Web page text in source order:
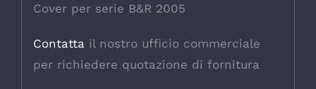
Cover per serie B&R 2005
Contatta il nostro ufficio commerciale
per richiedere quotazione di fornitura